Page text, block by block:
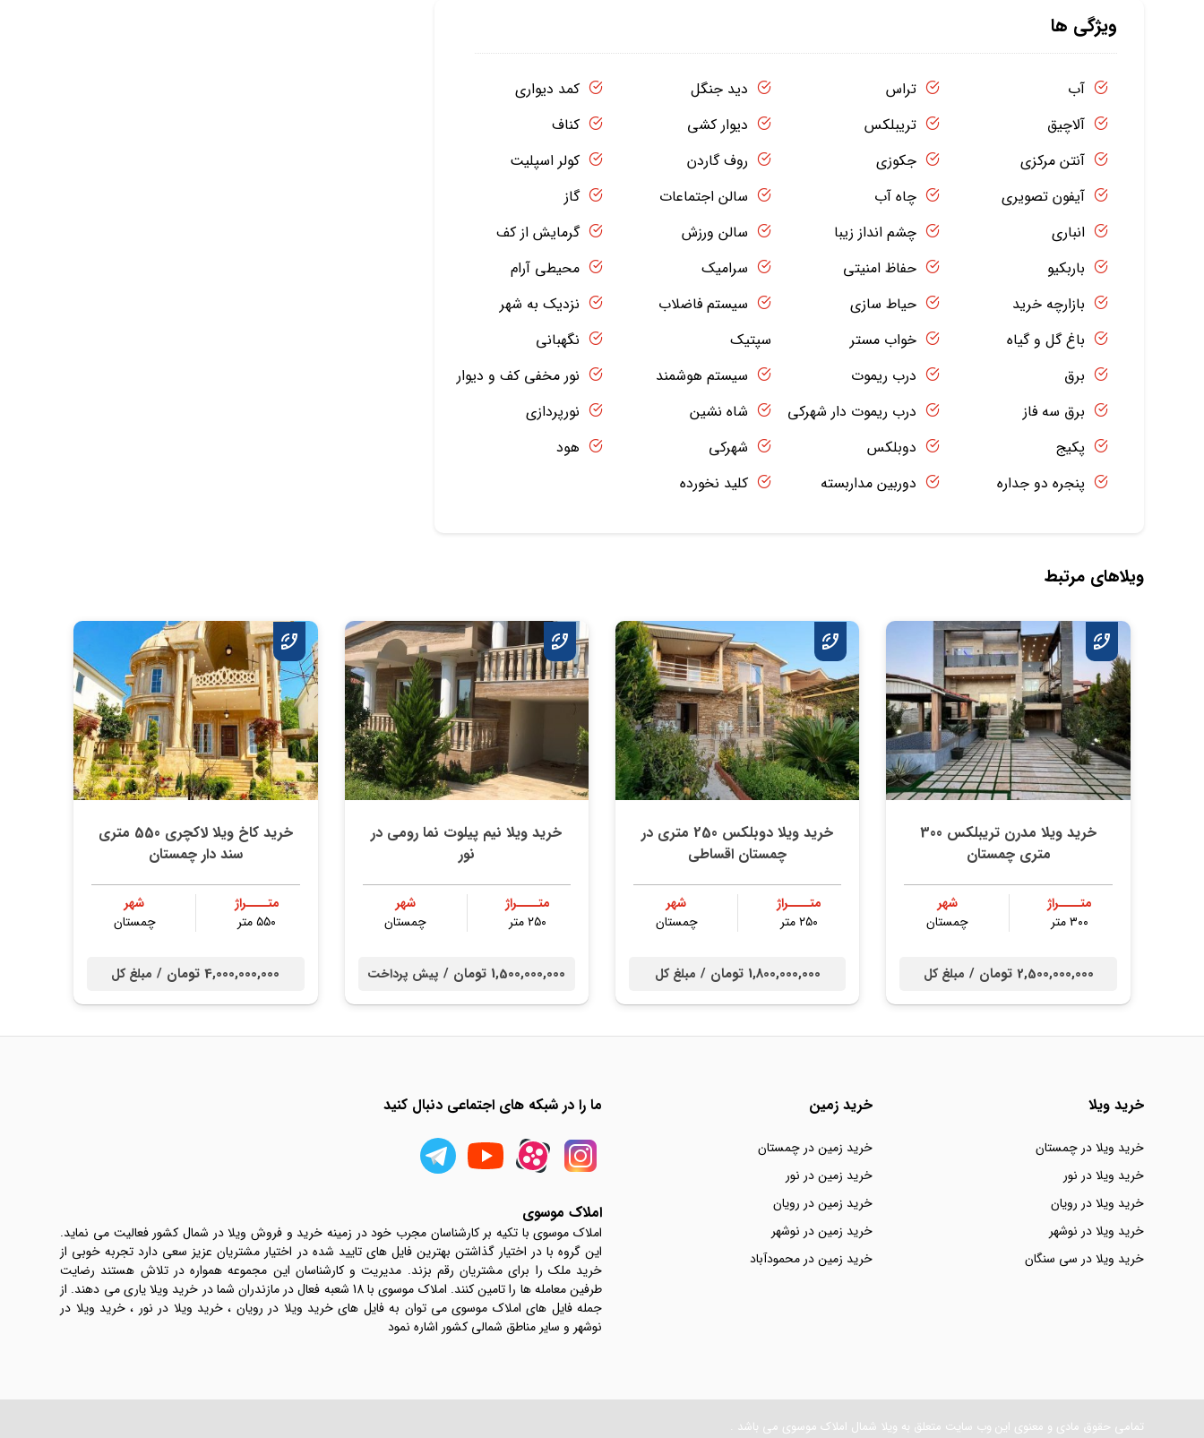
ویژگی ها
آب
آلاچیق
آنتن مرکزی
آیفون تصویری
انباری
باربکیو
بازارچه خرید
باغ گل و گیاه
برق
برق سه فاز
پکیج
پنجره دو جداره
تراس
تریبلکس
جکوزی
چاه آب
چشم انداز زیبا
حفاظ امنیتی
حیاط سازی
خواب مستر
درب ریموت
درب ریموت دار شهرکی
دوبلکس
دوربین مداربسته
دید جنگل
دیوار کشی
روف گاردن
سالن اجتماعات
سالن ورزش
سرامیک
سیستم فاضلاب
سپتیک
سیستم هوشمند
شاه نشین
شهرکی
کلید نخورده
کمد دیواری
کناف
کولر اسپلیت
گاز
گرمایش از کف
محیطی آرام
نزدیک به شهر
نگهبانی
نور مخفی کف و دیوار
نورپردازی
هود
ویلاهای مرتبط
خرید ویلا مدرن تریبلکس 300
متری چمستان
متــــراژ
۳۰۰ متر
شهر
چمستان
2,500,000,000 تومان / مبلغ کل
خرید ویلا دوبلکس 250 متری در
چمستان اقساطی
متــــراژ
۲۵۰ متر
شهر
چمستان
1,800,000,000 تومان / مبلغ کل
خرید ویلا نیم پیلوت نما رومی در
نور
متــــراژ
۲۵۰ متر
شهر
چمستان
1,500,000,000 تومان / پیش پرداخت
خرید کاخ ویلا لاکچری 550 متری
سند دار چمستان
متــــراژ
۵۵۰ متر
شهر
چمستان
4,000,000,000 تومان / مبلغ کل
خرید ویلا
خرید ویلا در چمستان
خرید ویلا در نور
خرید ویلا در رویان
خرید ویلا در نوشهر
خرید ویلا در سی سنگان
خرید زمین
خرید زمین در چمستان
خرید زمین در نور
خرید زمین در رویان
خرید زمین در نوشهر
خرید زمین در محمودآباد
ما را در شبکه های اجتماعی دنبال کنید
املاک موسوی
املاک موسوی با تکیه بر کارشناسان مجرب خود در زمینه خرید و فروش ویلا در شمال کشور فعالیت می نماید.
این گروه با در اختیار گذاشتن بهترین فایل های تایید شده در اختیار مشتریان عزیز سعی دارد تجربه خوبی از
خرید ملک را برای مشتریان رقم بزند. مدیریت و کارشناسان این مجموعه همواره در تلاش هستند رضایت
طرفین معامله ها را تامین کنند. املاک موسوی با 18 شعبه فعال در مازندران شما در خرید ویلا یاری می دهند. از
جمله فایل های املاک موسوی می توان به فایل های خرید ویلا در رویان ، خرید ویلا در نور ، خرید ویلا در
نوشهر و سایر مناطق شمالی کشور اشاره نمود
تمامی حقوق مادی و معنوی این وب سایت متعلق به ویلا شمال املاک موسوی می باشد .